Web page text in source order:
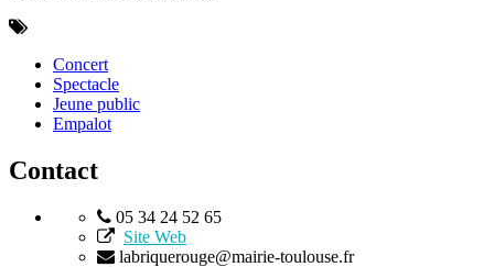
Concert
Spectacle
Jeune public
Empalot
Contact
05 34 24 52 65
Site Web
labriquerouge@mairie-toulouse.fr